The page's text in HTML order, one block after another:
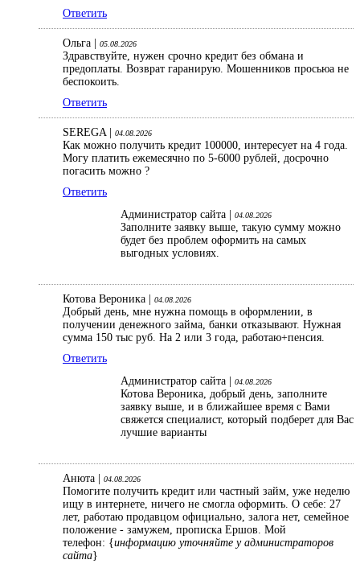
Ответить
Ольга | 05.08.2026
Здравствуйте, нужен срочно кредит без обмана и
предоплаты. Возврат гаранирую. Мошенников просьюа не
беспокоить.
Ответить
SEREGA | 04.08.2026
Как можно получить кредит 100000, интересует на 4 года.
Могу платить ежемесячно по 5-6000 рублей, досрочно
погасить можно ?
Ответить
Администратор сайта |
04.08.2026
Заполните заявку выше, такую сумму можно
будет без проблем оформить на самых
выгодных условиях.
Котова Вероника | 04.08.2026
Добрый день, мне нужна помощь в оформлении, в
получении денежного займа, банки отказывают. Нужная
сумма 150 тыс руб. На 2 или 3 года, работаю+пенсия.
Ответить
Администратор сайта |
04.08.2026
Котова Вероника, добрый день, заполните
заявку выше, и в ближайшее время с Вами
свяжется специалист, который подберет для Вас
лучшие варианты
Анюта | 04.08.2026
Помогите получить кредит или частный займ, уже неделю
ищу в интернете, ничего не смогла оформить. О себе: 27
лет, работаю продавцом официально, залога нет, семейное
положение - замужем, прописка Ершов. Мой
телефон: {информацию уточняйте у администраторов
сайта}